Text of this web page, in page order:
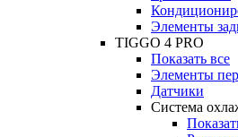
Элементы
TIGGO 4 PRO
Показать все
Элементы
Датчики
Система